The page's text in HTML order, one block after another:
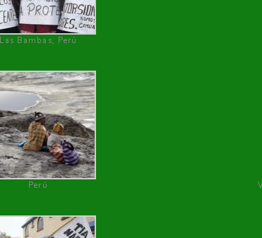
Las Bambas, Perú
Perú